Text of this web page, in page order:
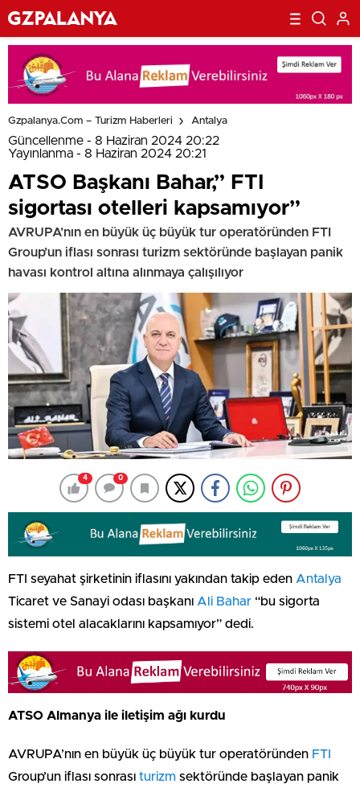
Gzpalanya.com – Turizm Haberleri Antalya
Güncellenme - 8 Haziran 2024 20:22
Yayınlanma - 8 Haziran 2024 20:21
ATSO Başkanı Bahar,” FTI
sigortası otelleri kapsamıyor”
AVRUPA’nın en büyük üç büyük tur operatöründen FTI
Group’un iflası sonrası turizm sektöründe başlayan panik
havası kontrol altına alınmaya çalışılıyor
4 0
FTI seyahat şirketinin iflasını yakından takip eden Antalya
Ticaret ve Sanayi odası başkanı Ali Bahar “bu sigorta
sistemi otel alacaklarını kapsamıyor” dedi.
ATSO Almanya ile iletişim ağı kurdu
AVRUPA’nın en büyük üç büyük tur operatöründen FTI
Group’un iflası sonrası turizm sektöründe başlayan panik